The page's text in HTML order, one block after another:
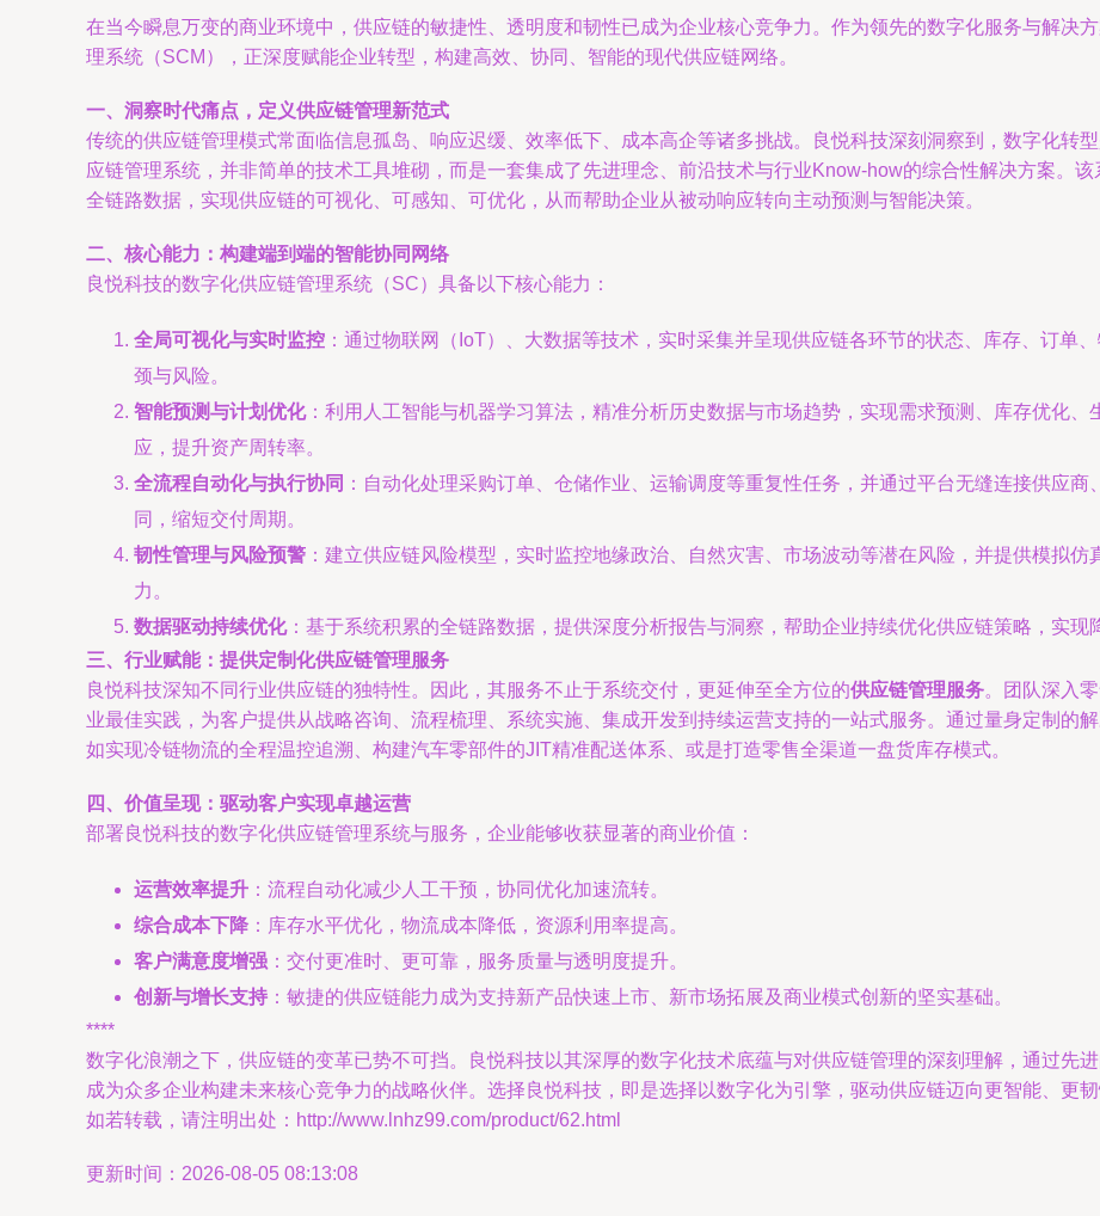
在当今瞬息万变的商业环境中，供应链的敏捷性、透明度和韧性已成为企业核心竞争力。作为领先的数字化服务与解决
理系统（SCM），正深度赋能企业转型，构建高效、协同、智能的现代供应链网络。
一、洞察时代痛点，定义供应链管理新范式
传统的供应链管理模式常面临信息孤岛、响应迟缓、效率低下、成本高企等诸多挑战。良悦科技深刻洞察到，数字化
应链管理系统，并非简单的技术工具堆砌，而是一套集成了先进理念、前沿技术与行业Know-how的综合性解决方案。
全链路数据，实现供应链的可视化、可感知、可优化，从而帮助企业从被动响应转向主动预测与智能决策。
二、核心能力：构建端到端的智能协同网络
良悦科技的数字化供应链管理系统（SC）具备以下核心能力：
全局可视化与实时监控 ：通过物联网（IoT）、大数据等技术，实时采集并呈现供应链各环节的状态、库存、订单
颈与风险。
智能预测与计划优化：利用人工智能与机器学习算法，精准分析历史数据与市场趋势，实现需求预测、库存优化
应，提升资产周转率。
全流程自动化与执行协同 ：自动化处理采购订单、仓储作业、运输调度等重复性任务，并通过平台无缝连接供应
同，缩短交付周期。
韧性管理与风险预警 ：建立供应链风险模型，实时监控地缘政治、自然灾害、市场波动等潜在风险，并提供模拟
力。
数据驱动持续优化：基于系统积累的全链路数据，提供深度分析报告与洞察，帮助企业持续优化供应链策略，实现
三、行业赋能：提供定制化供应链管理服务
良悦科技深知不同行业供应链的独特性。因此，其服务不止于系统交付，更延伸至全方位的供应链管理服务。团队深入
业最佳实践，为客户提供从战略咨询、流程梳理、系统实施、集成开发到持续运营支持的一站式服务。通过量身定制的
如实现冷链物流的全程温控追溯、构建汽车零部件的JIT精准配送体系、或是打造零售全渠道一盘货库存模式。
四、价值呈现：驱动客户实现卓越运营
部署良悦科技的数字化供应链管理系统与服务，企业能够收获显著的商业价值：
运营效率提升 ：流程自动化减少人工干预，协同优化加速流转。
综合成本下降 ：库存水平优化，物流成本降低，资源利用率提高。
客户满意度增强 ：交付更准时、更可靠，服务质量与透明度提升。
创新与增长支持 ：敏捷的供应链能力成为支持新产品快速上市、新市场拓展及商业模式创新的坚实基础。
****
数字化浪潮之下，供应链的变革已势不可挡。良悦科技以其深厚的数字化技术底蕴与对供应链管理的深刻理解，通过先
成为众多企业构建未来核心竞争力的战略伙伴。选择良悦科技，即是选择以数字化为引擎，驱动供应链迈向更智能、更韧
如若转载，请注明出处：http://www.lnhz99.com/product/62.html
更新时间：2026-08-05 08:13:08